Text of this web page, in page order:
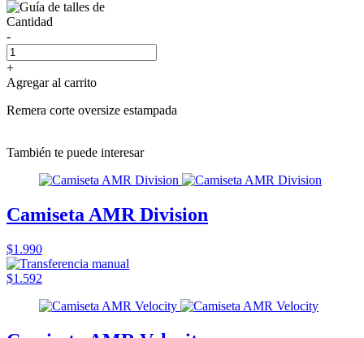
Cantidad
-
+
Agregar al carrito
Remera corte oversize estampada
También te puede interesar
Camiseta AMR Division
$1.990
$1.592